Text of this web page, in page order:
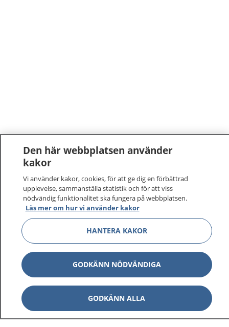
1177–tryggt om din hälsa och vård
På 1177.se får du råd om hälsa och information om
sjukdomar och vilka mottagningar du kan kontakta.
Logga in för att läsa din journal och göra dina
vårdärenden. Ring telefonnummer 1177 för
sjukvårdsrådgivning dygnet runt.
1177 ger dig råd när du vill må bättre.
Den här webbplatsen använder
kakor
Vi använder kakor, cookies, för att ge dig en förbättrad
upplevelse, sammanställa statistik och för att viss
nödvändig funktionalitet ska fungera på webbplatsen.
Läs mer om hur vi använder kakor
HANTERA KAKOR
GODKÄNN NÖDVÄNDIGA
GODKÄNN ALLA